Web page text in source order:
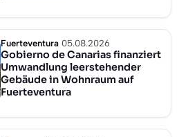
Fuerteventura 05.08.2026
Gobierno de Canarias finanziert
Umwandlung leerstehender
Gebäude in Wohnraum auf
Fuerteventura